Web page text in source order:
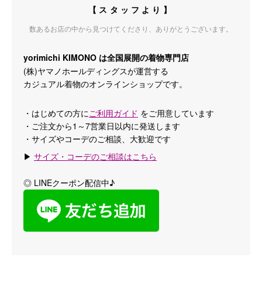
【スタッフより】
数あるお店の中から見つけてくださり、ありがとうございます。
yorimichi KIMONO は全国展開の着物専門店
(株)ヤマノホールディングスが運営する
カジュアル着物のオンラインショップです。
・はじめての方に ご利用ガイド をご用意しています
・ご注文から1～7営業日以内に発送します
・サイズやコーデのご相談、大歓迎です
▶ サイズ・コーデのご相談はこちら
◎ LINEクーポン配信中♪